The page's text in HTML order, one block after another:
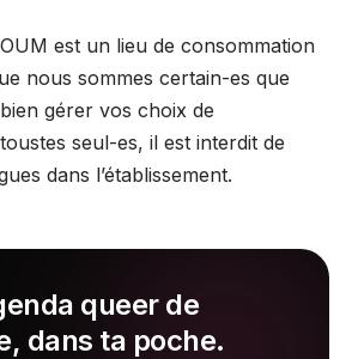
est un lieu de consommation
nous sommes certain-es que
gérer vos choix de
seul-es, il est interdit de
dans l’établissement.
queer de
dans ta poche.